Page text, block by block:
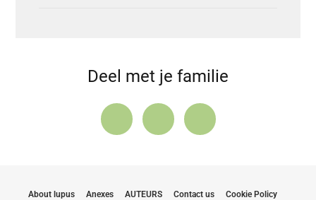
Deel met je familie
About lupus Anexes AUTEURS Contact us Cookie Policy